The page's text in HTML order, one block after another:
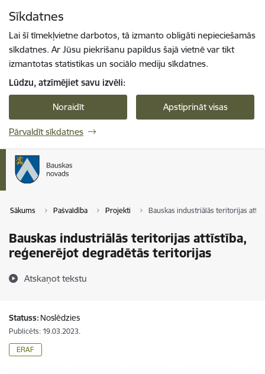
Sīkdatnes
Lai šī tīmekļvietne darbotos, tā izmanto obligāti nepieciešamās
sīkdatnes. Ar Jūsu piekrišanu papildus šajā vietnē var tikt
izmantotas statistikas un sociālo mediju sīkdatnes.
Lūdzu, atzīmējiet savu izvēli:
Noraidīt Apstiprināt visas
Pārvaldīt sīkdatnes
Sākums Pašvaldība Projekti Bauskas industriālās teritorijas
Bauskas industriālās teritorijas attīstība,
reģenerējot degradētās teritorijas
Atskaņot tekstu
Statuss: Noslēdzies
Publicēts: 19.03.2023.
ERAF